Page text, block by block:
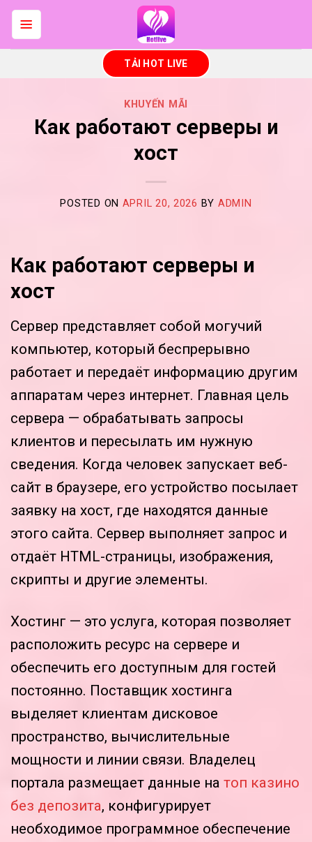
Skip
to
TẢI HOT LIVE
KHUYẾN MÃI
Как работают серверы и
хост
POSTED ON APRIL 20, 2026 BY ADMIN
Как работают серверы и
хост
Сервер представляет собой могучий
компьютер, который беспрерывно
работает и передаёт информацию другим
аппаратам через интернет. Главная цель
сервера — обрабатывать запросы
клиентов и пересылать им нужную
сведения. Когда человек запускает веб-
сайт в браузере, его устройство посылает
заявку на хост, где находятся данные
этого сайта. Сервер выполняет запрос и
отдаёт HTML-страницы, изображения,
скрипты и другие элементы.
Хостинг — это услуга, которая позволяет
расположить ресурс на сервере и
обеспечить его доступным для гостей
постоянно. Поставщик хостинга
выделяет клиентам дисковое
пространство, вычислительные
мощности и линии связи. Владелец
портала размещает данные на топ казино
без депозита, конфигурирует
необходимое программное обеспечение